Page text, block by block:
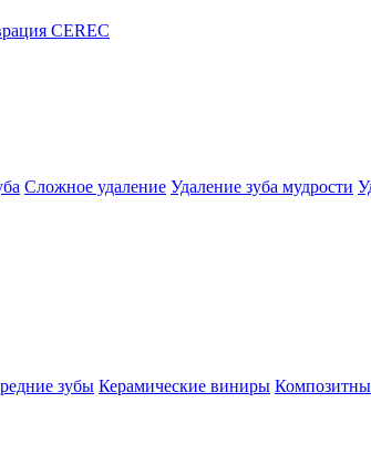
CEREC
Сложное удаление Удаление зуба мудрости
зубы Керамические виниры